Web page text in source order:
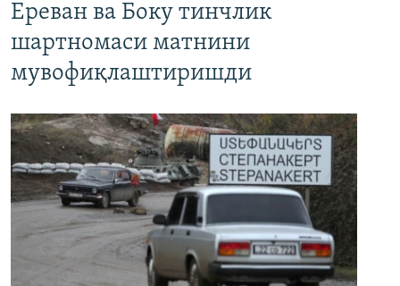
Ереван ва Боку тинчлик
шартномаси матнини
мувофиқлаштиришди